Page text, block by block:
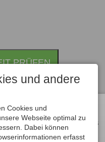
ALLE
HOTELS
and
select
a
the
question
mark
PRÜFEN
und andere
Cookies und
Webseite optimal zu
Dabei können
erfasst